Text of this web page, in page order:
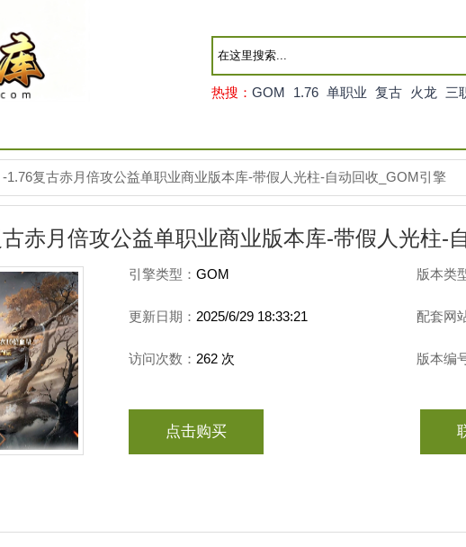
热搜： GOM 1.76 单职业 复古 火龙 三
-1.76复古赤月倍攻公益单职业商业版本库-带假人光柱-自动回收_GOM引擎
古赤月倍攻公益单职业商业版本库-带假人光柱-
引擎类型： GOM 版本类
更新日期： 2025/6/29 18:33:21 配套网
访问次数： 262 次 版本编
点击购买